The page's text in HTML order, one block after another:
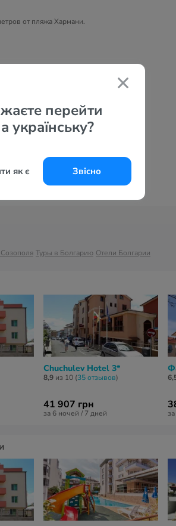
перейти
українську?
як є Звісно
от пляжа Хармани.
и 4 трехместных номера.
Болгария
Туры в Болгарию Отели Болгарии
Chuchulev Hotel 3*
8,9из 10 (35 отзывов)
41 907 грн
за 6 ночей / 7 дней